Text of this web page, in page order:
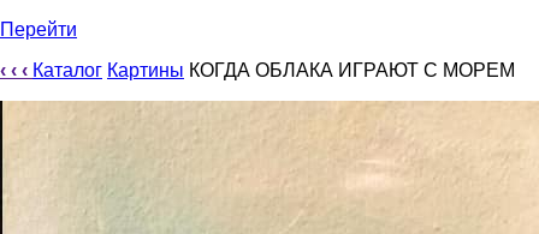
Перейти
‹ ‹ ‹ Каталог Картины КОГДА ОБЛАКА ИГРАЮТ С МОРЕМ